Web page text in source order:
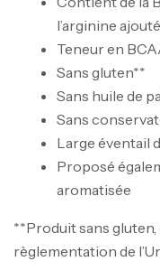
l’arginine
Teneur en
Sans gluten**
Sans huile de
Sans
Large éventail
Proposé
aromatisée
**Produit sans
règlementation de